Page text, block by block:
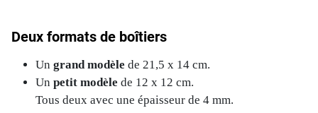
Deux formats de boîtiers
Un grand modèle de 21,5 x 14 cm.
Un petit modèle de 12 x 12 cm.
Tous deux avec une épaisseur de 4 mm.